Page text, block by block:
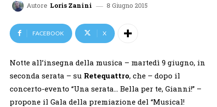
Autore Loris Zanini 8 Giugno 2015
FACEBOOK X
Notte all’insegna della musica – martedì 9 giugno, in
seconda serata – su Retequattro, che – dopo il
concerto-evento “Una serata… Bella per te, Gianni!” –
propone il Gala della premiazione del “Musical!